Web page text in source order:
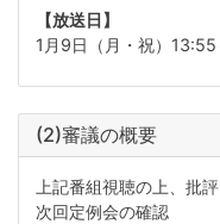
【放送日】
1月9日（月・祝）
(2)審議の概要
上記番組視聴の上、批評
次回定例会の確認